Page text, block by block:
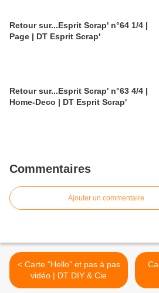
Retour sur...Esprit Scrap' n°64 1/4 |
Page | DT Esprit Scrap'
Retour sur...Esprit Scrap' n°63 4/4 |
Home-Deco | DT Esprit Scrap'
Commentaires
Ajouter un commentaire
< Carte "Hello" et pas à pas
vidéo | DT DIY & Cie